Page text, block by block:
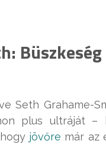
Seth Grahame-
plus ultráját –
jövőre már az